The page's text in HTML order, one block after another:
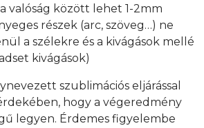
valóság között lehet 1-2mm
részek (arc, szöveg…) ne
a szélekre és a kivágások mellé
kivágások)
szublimációs eljárással
hogy a végeredmény
legyen. Érdemes figyelembe